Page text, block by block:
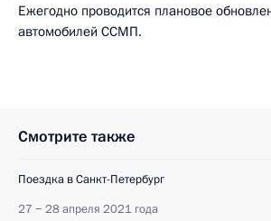
Ежегодно проводится плановое
автомобилей ССМП.
Смотрите также
Поездка в Санкт-Петербург
27 − 28 апреля 2021 года